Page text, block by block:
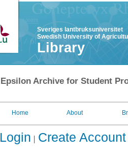
Sveriges lantbruksuniversitet
Swedish University of
Library
Epsilon Archive for Student
Home About
Login Create Account